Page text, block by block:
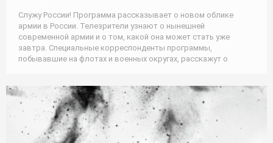
Служу России! Программа рассказывает о новом облике
армии в России. Телезрители узнают о нынешней
современной армии и о том, какой она может стать уже
завтра. Специальные корреспонденты программы,
побывавшие на флотах и военных округах, расскажут о